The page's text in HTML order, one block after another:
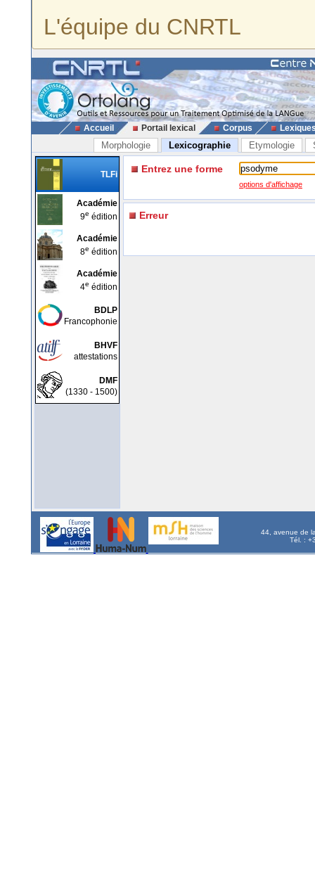
L'équipe du CNRTL
Accueil Portail lexical Corpus
Morphologie Lexicographie Etymologie
TLFi
Académie
9e édition
Académie
8e édition
Académie
4e édition
BDLP
Francophonie
BHVF
attestations
DMF
(1330 - 1500)
Entrez une forme
options d'affichage
Erreur
44, avenue de
Tél. :